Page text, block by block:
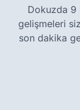
Dokuzda 9
gelişmeleri
son dakika